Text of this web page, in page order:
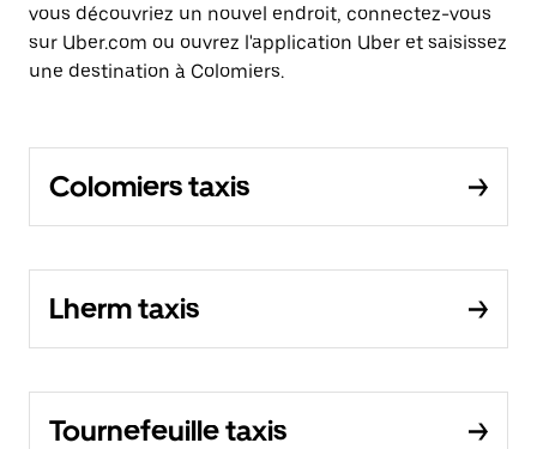
vous découvriez un nouvel endroit, connectez-vous
sur Uber.com ou ouvrez l'application Uber et saisissez
une destination à Colomiers.
Colomiers taxis
Lherm taxis
Tournefeuille taxis